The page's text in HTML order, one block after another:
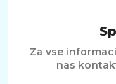
Za vse
nas